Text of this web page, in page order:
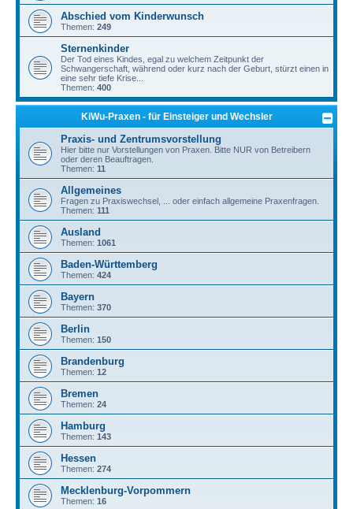
Abschied vom Kinderwunsch
Themen: 249
Sternenkinder
Der Tod eines Kindes, egal zu welchem Zeitpunkt der
Schwangerschaft, während oder kurz nach der Geburt, stürzt einen in
eine sehr tiefe Krise...
Themen: 400
KiWu-Praxen - für Einsteiger und Wechsler
Praxis- und Zentrumsvorstellung
Hier bitte nur Vorstellungen von Praxen. Bitte NUR von Betreibern
oder deren Beauftragen.
Themen: 11
Allgemeines
Fragen zu Praxiswechsel, ... oder einfach allgemeine Praxenfragen.
Themen: 111
Ausland
Themen: 1061
Baden-Württemberg
Themen: 424
Bayern
Themen: 370
Berlin
Themen: 150
Brandenburg
Themen: 12
Bremen
Themen: 24
Hamburg
Themen: 143
Hessen
Themen: 274
Mecklenburg-Vorpommern
Themen: 16